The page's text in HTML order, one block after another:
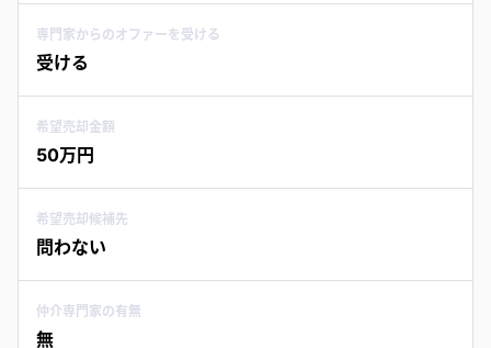
専門家からのオファーを受ける
受ける
希望売却金額
50万円
希望売却候補先
問わない
仲介専門家の有無
無